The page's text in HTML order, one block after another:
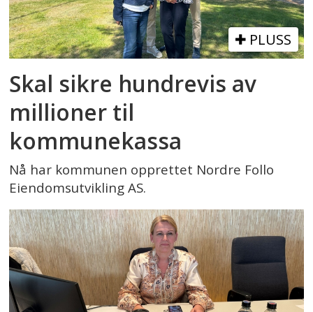
PLUSS
Skal sikre hundrevis av
millioner til
kommunekassa
Nå har kommunen opprettet Nordre Follo
Eiendomsutvikling AS.